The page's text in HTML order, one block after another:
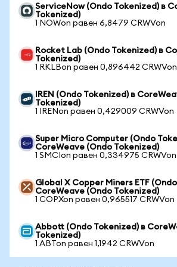
ServiceNow (Ondo Tokenized) в
Tokenized)
1 NOWon равен 6,8479 CRWVon
Rocket Lab (Ondo Tokenized) в
Tokenized)
1 RKLBon равен 0,896442 CRWVon
IREN (Ondo Tokenized) в
Tokenized)
1 IRENon равен 0,429009 CRWVon
Super Micro Computer (Ondo
CoreWeave (Ondo Tokenized)
1 SMCIon равен 0,334975 CRWVon
Global X Copper Miners ETF
CoreWeave (Ondo Tokenized)
1 COPXon равен 0,965517 CRWVon
Abbott (Ondo Tokenized) в
Tokenized)
1 ABTon равен 1,1942 CRWVon